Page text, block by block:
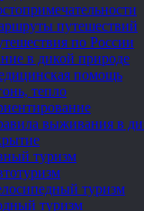
путешествий
по России
в дикой природе
помощь
тепло
выживания в
туризм
туризм
туризм